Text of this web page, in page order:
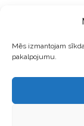
Mēs izmantojam
pakalpojumu.